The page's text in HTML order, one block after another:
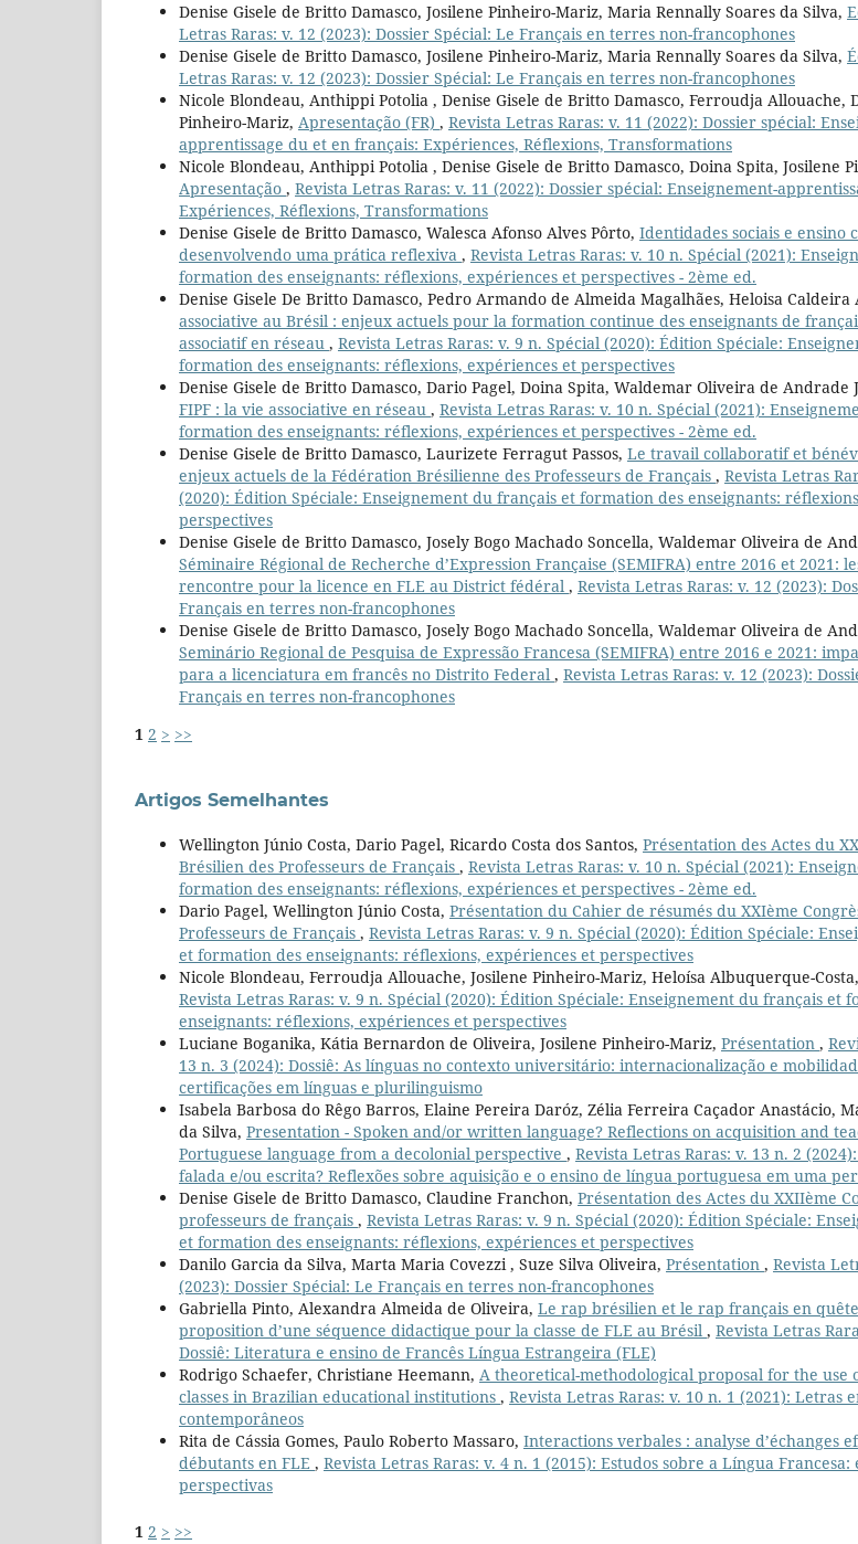
Denise Gisele de Britto Damasco, Josilene Pinheiro-Mariz, Maria Rennally Soares da Silva,
Letras Raras: v. 12 (2023): Dossier Spécial: Le Français en terres non-francophones
Denise Gisele de Britto Damasco, Josilene Pinheiro-Mariz, Maria Rennally Soares da Silva,
Letras Raras: v. 12 (2023): Dossier Spécial: Le Français en terres non-francophones
Nicole Blondeau, Anthippi Potolia , Denise Gisele de Britto Damasco, Ferroudja Allouache,
Pinheiro-Mariz, Apresentação (FR) , Revista Letras Raras: v. 11 (2022): Dossier spécial:
apprentissage du et en français: Expériences, Réflexions, Transformations
Nicole Blondeau, Anthippi Potolia , Denise Gisele de Britto Damasco, Doina Spita, Josilene
Apresentação , Revista Letras Raras: v. 11 (2022): Dossier spécial: Enseignement-
Expériences, Réflexions, Transformations
Denise Gisele de Britto Damasco, Walesca Afonso Alves Pôrto, Identidades sociais e ensino
desenvolvendo uma prática reflexiva , Revista Letras Raras: v. 10 n. Spécial (2021):
formation des enseignants: réflexions, expériences et perspectives - 2ème ed.
Denise Gisele De Britto Damasco, Pedro Armando de Almeida Magalhães, Heloisa
associative au Brésil : enjeux actuels pour la formation continue des enseignants de
associatif en réseau , Revista Letras Raras: v. 9 n. Spécial (2020): Édition Spéciale:
formation des enseignants: réflexions, expériences et perspectives
Denise Gisele de Britto Damasco, Dario Pagel, Doina Spita, Waldemar Oliveira de Andrade
FIPF : la vie associative en réseau , Revista Letras Raras: v. 10 n. Spécial (2021):
formation des enseignants: réflexions, expériences et perspectives - 2ème ed.
Denise Gisele de Britto Damasco, Laurizete Ferragut Passos, Le travail collaboratif et
enjeux actuels de la Fédération Brésilienne des Professeurs de Français , Revista Letras
(2020): Édition Spéciale: Enseignement du français et formation des enseignants:
perspectives
Denise Gisele de Britto Damasco, Josely Bogo Machado Soncella, Waldemar Oliveira de
Séminaire Régional de Recherche d’Expression Française (SEMIFRA) entre 2016 et 2021:
rencontre pour la licence en FLE au District fédéral , Revista Letras Raras: v. 12 (2023):
Français en terres non-francophones
Denise Gisele de Britto Damasco, Josely Bogo Machado Soncella, Waldemar Oliveira de
Seminário Regional de Pesquisa de Expressão Francesa (SEMIFRA) entre 2016 e 2021:
para a licenciatura em francês no Distrito Federal , Revista Letras Raras: v. 12 (2023):
Français en terres non-francophones
1 2 > >>
Artigos Semelhantes
Wellington Júnio Costa, Dario Pagel, Ricardo Costa dos Santos, Présentation des Actes du
Brésilien des Professeurs de Français , Revista Letras Raras: v. 10 n. Spécial (2021):
formation des enseignants: réflexions, expériences et perspectives - 2ème ed.
Dario Pagel, Wellington Júnio Costa, Présentation du Cahier de résumés du XXIème
Professeurs de Français , Revista Letras Raras: v. 9 n. Spécial (2020): Édition Spéciale:
et formation des enseignants: réflexions, expériences et perspectives
Nicole Blondeau, Ferroudja Allouache, Josilene Pinheiro-Mariz, Heloísa Albuquerque-Costa,
Revista Letras Raras: v. 9 n. Spécial (2020): Édition Spéciale: Enseignement du français et
enseignants: réflexions, expériences et perspectives
Luciane Boganika, Kátia Bernardon de Oliveira, Josilene Pinheiro-Mariz, Présentation ,
13 n. 3 (2024): Dossiê: As línguas no contexto universitário: internacionalização e
certificações em línguas e plurilinguismo
Isabela Barbosa do Rêgo Barros, Elaine Pereira Daróz, Zélia Ferreira Caçador Anastácio,
da Silva, Presentation - Spoken and/or written language? Reflections on acquisition and
Portuguese language from a decolonial perspective , Revista Letras Raras: v. 13 n. 2
falada e/ou escrita? Reflexões sobre aquisição e o ensino de língua portuguesa em uma
Denise Gisele de Britto Damasco, Claudine Franchon, Présentation des Actes du XXIIème
professeurs de français , Revista Letras Raras: v. 9 n. Spécial (2020): Édition Spéciale:
et formation des enseignants: réflexions, expériences et perspectives
Danilo Garcia da Silva, Marta Maria Covezzi , Suze Silva Oliveira, Présentation , Revista
(2023): Dossier Spécial: Le Français en terres non-francophones
Gabriella Pinto, Alexandra Almeida de Oliveira, Le rap brésilien et le rap français en
proposition d’une séquence didactique pour la classe de FLE au Brésil , Revista Letras
Dossiê: Literatura e ensino de Francês Língua Estrangeira (FLE)
Rodrigo Schaefer, Christiane Heemann, A theoretical-methodological proposal for the use
classes in Brazilian educational institutions , Revista Letras Raras: v. 10 n. 1 (2021): Letras
contemporâneos
Rita de Cássia Gomes, Paulo Roberto Massaro, Interactions verbales : analyse d’échanges
débutants en FLE , Revista Letras Raras: v. 4 n. 1 (2015): Estudos sobre a Língua
perspectivas
1 2 > >>